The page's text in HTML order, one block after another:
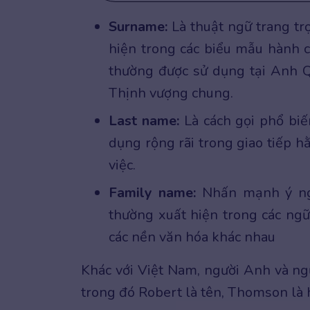
Surname: Là thuật ngữ trang
hiện trong các biểu mẫu hành
thường được sử dụng tại Anh
Thịnh vượng chung.
Last name: Là cách gọi phổ
dụng rộng rãi trong giao tiếp
việc.
Family name:Nhấn mạnh ý
thường xuất hiện trong các
các nền văn hóa khác nhau
Khác với Việt Nam, người Anh và
trong đó Robert là tên, Thomson là